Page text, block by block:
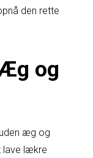
den rette
og
æg og
lave lækre